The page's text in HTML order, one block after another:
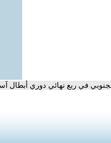
في ربع نهائي دوري أبطال